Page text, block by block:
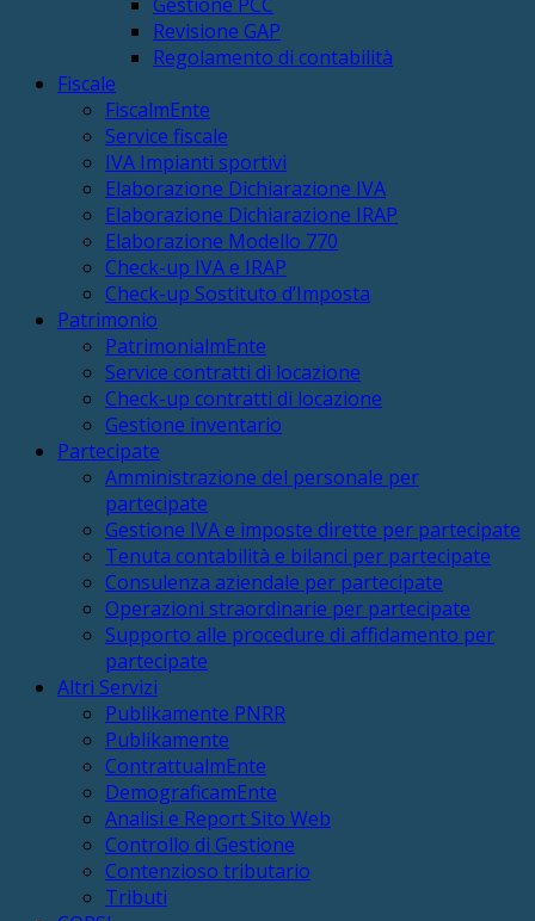
Revisione GAP
Regolamento di contabilità
Fiscale
FiscalmEnte
Service fiscale
IVA Impianti sportivi
Elaborazione Dichiarazione IVA
Elaborazione Dichiarazione IRAP
Elaborazione Modello 770
Check-up IVA e IRAP
Check-up Sostituto d’Imposta
Patrimonio
PatrimonialmEnte
Service contratti di locazione
Check-up contratti di locazione
Gestione inventario
Partecipate
Amministrazione del personale per
partecipate
Gestione IVA e imposte dirette per partecipate
Tenuta contabilità e bilanci per partecipate
Consulenza aziendale per partecipate
Operazioni straordinarie per partecipate
Supporto alle procedure di affidamento per
partecipate
Altri Servizi
Publikamente PNRR
Publikamente
ContrattualmEnte
DemograficamEnte
Analisi e Report Sito Web
Controllo di Gestione
Contenzioso tributario
Tributi